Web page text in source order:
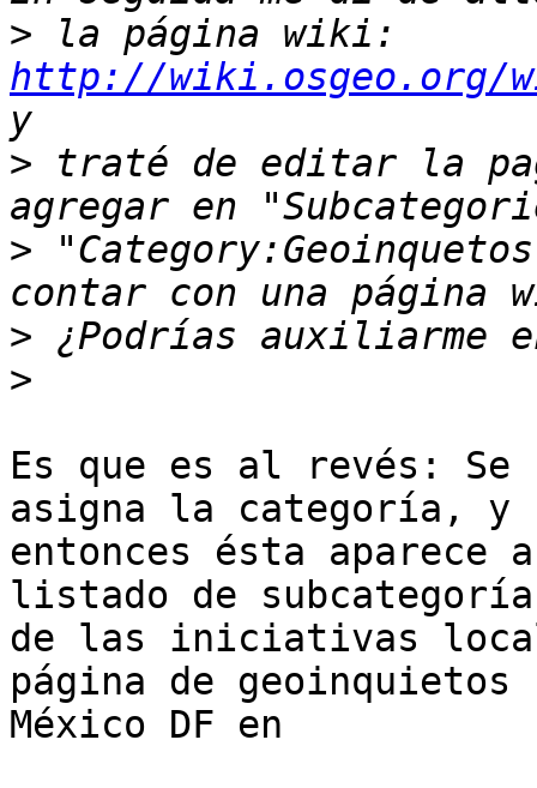
>
http://wiki.osgeo.org/
> traté de editar la
>
>
>
Es que es al revés:
asigna la categoría, y
entonces ésta aparece
listado de
de las iniciativas
página de geoinquietos
México DF en